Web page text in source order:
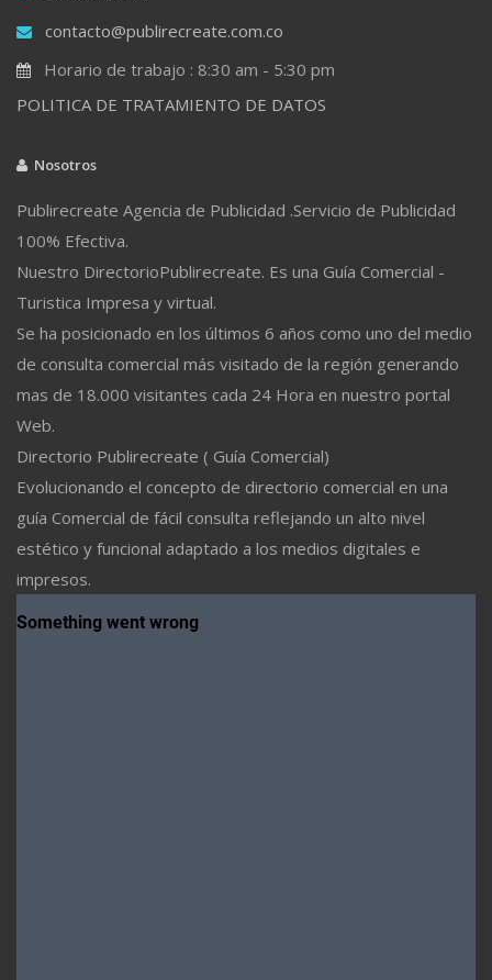
contacto@publirecreate.com.co
Horario de trabajo : 8:30 am - 5:30 pm
POLITICA DE TRATAMIENTO DE DATOS
Nosotros
Publirecreate Agencia de Publicidad .Servicio de Publicidad
100% Efectiva.
Nuestro DirectorioPublirecreate. Es una Guía Comercial -
Turistica Impresa y virtual.
Se ha posicionado en los últimos 6 años como uno del medio
de consulta comercial más visitado de la región generando
mas de 18.000 visitantes cada 24 Hora en nuestro portal
Web.
Directorio Publirecreate ( Guía Comercial)
Evolucionando el concepto de directorio comercial en una
guía Comercial de fácil consulta reflejando un alto nivel
estético y funcional adaptado a los medios digitales e
impresos.